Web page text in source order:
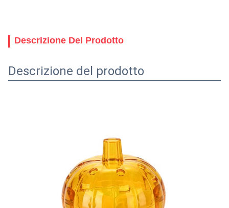
Descrizione Del Prodotto
Descrizione del prodotto